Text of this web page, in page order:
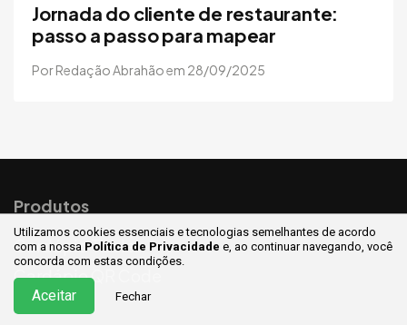
Jornada do cliente de restaurante:
passo a passo para mapear
Por Redação Abrahão em 28/09/2025
Utilizamos cookies essenciais e tecnologias semelhantes de acordo
com a nossa Política de Privacidade e, ao continuarnavegando, você
concorda com estas condições.
Aceitar Fechar
Produtos
Cardápio Tablet
Cardápio QR Code